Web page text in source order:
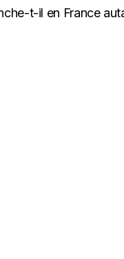
t-il en France